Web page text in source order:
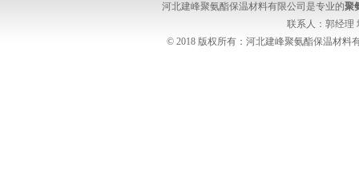
河北建峰聚氨酯保温材料有限公司是专业的聚
联系人：郭经理
© 2018 版权所有：河北建峰聚氨酯保温材